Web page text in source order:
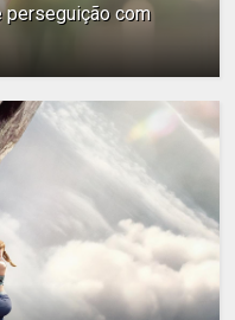
perseguição com